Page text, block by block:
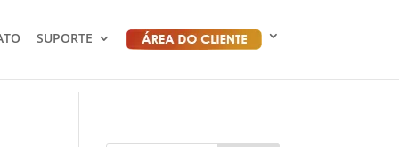
SUPORTE